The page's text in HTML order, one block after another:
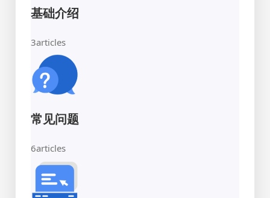
基础介绍
3articles
常见问题
6articles